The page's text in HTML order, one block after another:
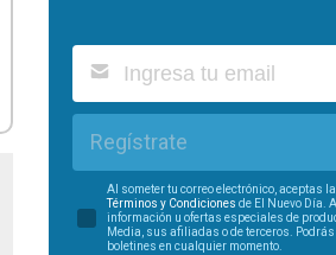
Regístrate
Al someter tu correo electrónico, aceptas la
Términos y Condiciones de El Nuevo Día.
información u ofertas especiales de
Media, sus afiliadas o de terceros.
boletines en cualquier momento.